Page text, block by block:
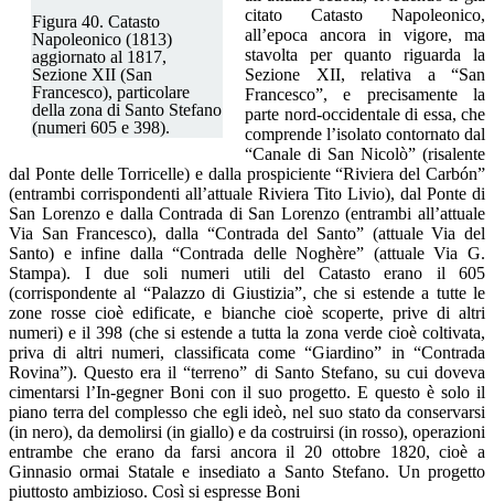
Figura 40. Catasto
Napoleonico (1813)
aggiornato al 1817,
Sezione XII (San
Francesco), particolare
della zona di Santo Stefano
(numeri 605 e 398).
citato Catasto Napoleonico,
all’epoca ancora in vigore, ma
stavolta per quanto riguarda la
Sezione XII, relativa a “San
Francesco”, e precisamente la
parte nord-occidentale di essa, che
comprende l’isolato contornato dal
“Canale di San Nicolò” (risalente
dal Ponte delle Torricelle) e dalla prospiciente “Riviera del Carbón”
(entrambi corrispondenti all’attuale Riviera Tito Livio), dal Ponte di
San Lorenzo e dalla Contrada di San Lorenzo (entrambi all’attuale
Via San Francesco), dalla “Contrada del Santo” (attuale Via del
Santo) e infine dalla “Contrada delle Noghère” (attuale Via G.
Stampa). I due soli numeri utili del Catasto erano il 605
(corrispondente al “Palazzo di Giustizia”, che si estende a tutte le
zone rosse cioè edificate, e bianche cioè scoperte, prive di altri
numeri) e il 398 (che si estende a tutta la zona verde cioè coltivata,
priva di altri numeri, classificata come “Giardino” in “Contrada
Rovina”). Questo era il “terreno” di Santo Stefano, su cui doveva
cimentarsi l’In-gegner Boni con il suo progetto. E questo è solo il
piano terra del complesso che egli ideò, nel suo stato da conservarsi
(in nero), da demolirsi (in giallo) e da costruirsi (in rosso), operazioni
entrambe che erano da farsi ancora il 20 ottobre 1820, cioè a
Ginnasio ormai Statale e insediato a Santo Stefano. Un progetto
piuttosto ambizioso. Così si espresse Boni